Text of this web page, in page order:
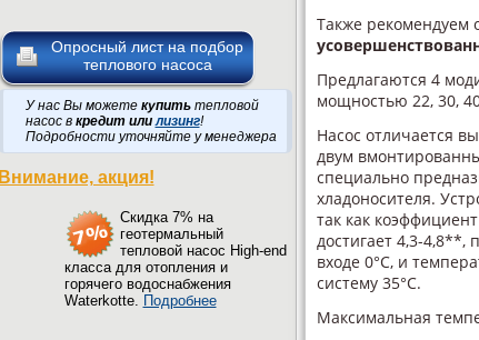
Опросный лист на подбор
теплового насоса
У нас Вы можете купитьтепловой
насос в кредит илилизинг!
Подробности уточняйте у менеджера
Внимание, акция!
Cкидка 7% на
геотермальный
тепловой насос High-end
класса для отопления и
горячего водоснабжения
Waterkotte. Подробнее
Также рекомендуем
Предлагаются 4
мощностью 22, 30,
Насос отличается
двум
специально
хладоносителя.
так как
достигает 4,3-4,8**,
входе 0°C, и
систему 35°C.
Максимальная